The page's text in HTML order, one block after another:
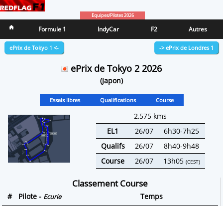
Equipes/Pilotes 2026
Formule 1 IndyCar F2 Autres
ePrix de Tokyo 1 <- -> ePrix de Londres 1
ePrix de Tokyo 2 2026
(Japon)
Essais libres Qualifications Course
2,575 kms
EL1
26/07
6h30-7h25
Qualifs
26/07
8h40-9h48
Course
26/07 13h05 (CEST)
Classement Course
# Pilote - Ecurie
Temps